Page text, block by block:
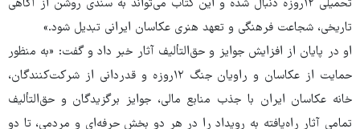
تحمیلی ۱۲روزه دنبال شده و این کتاب می‌تواند به سندی روشن از آگاهی
تاریخی، شجاعت فرهنگی و تعهد هنری عکاسان ایرانی تبدیل شود.»
او در پایان از افزایش جوایز و حق‌التألیف آثار خبر داد و گفت: «به منظور
حمایت از عکاسان و راویان جنگ ۱۲روزه و قدردانی از شرکت‌کنندگان،
خانه عکاسان ایران با جذب منابع مالی، جوایز برگزیدگان و حق‌التألیف
تمامی آثار راه‌یافته به رویداد را در هر دو بخش حرفه‌ای و مردمی، تا دو